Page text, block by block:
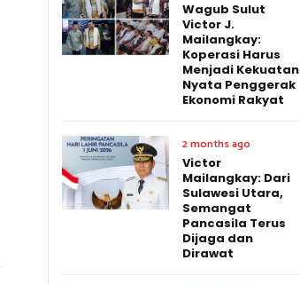
Wagub Sulut
Victor J.
Mailangkay:
Koperasi Harus
Menjadi Kekuatan
Nyata Penggerak
Ekonomi Rakyat
2 months ago
Victor
Mailangkay: Dari
Sulawesi Utara,
Semangat
Pancasila Terus
Dijaga dan
Dirawat